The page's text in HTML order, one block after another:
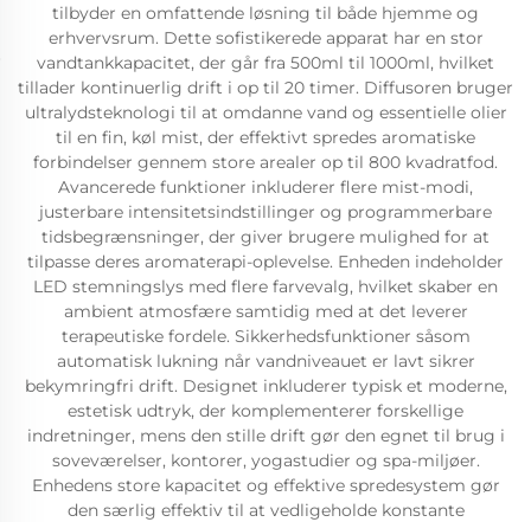
tilbyder en omfattende løsning til både hjemme og
erhvervsrum. Dette sofistikerede apparat har en stor
vandtankkapacitet, der går fra 500ml til 1000ml, hvilket
tillader kontinuerlig drift i op til 20 timer. Diffusoren bruger
ultralydsteknologi til at omdanne vand og essentielle olier
til en fin, køl mist, der effektivt spredes aromatiske
forbindelser gennem store arealer op til 800 kvadratfod.
Avancerede funktioner inkluderer flere mist-modi,
justerbare intensitetsindstillinger og programmerbare
tidsbegrænsninger, der giver brugere mulighed for at
tilpasse deres aromaterapi-oplevelse. Enheden indeholder
LED stemningslys med flere farvevalg, hvilket skaber en
ambient atmosfære samtidig med at det leverer
terapeutiske fordele. Sikkerhedsfunktioner såsom
automatisk lukning når vandniveauet er lavt sikrer
bekymringfri drift. Designet inkluderer typisk et moderne,
estetisk udtryk, der komplementerer forskellige
indretninger, mens den stille drift gør den egnet til brug i
soveværelser, kontorer, yogastudier og spa-miljøer.
Enhedens store kapacitet og effektive spredesystem gør
den særlig effektiv til at vedligeholde konstante